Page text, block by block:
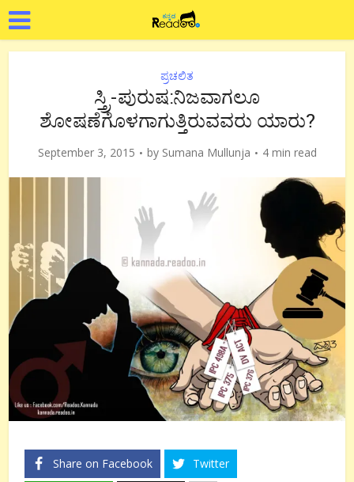
ಪ್ರಚಲಿತ
ಸ್ತ್ರಿ-ಪುರುಷ:ನಿಜವಾಗಲೂ
ಶೋಷಣೆಗೊಳಗಾಗುತ್ತಿರುವವರು ಯಾರು?
September 3, 2015 by Sumana Mullunja 4 min read
Share on Facebook Twitter